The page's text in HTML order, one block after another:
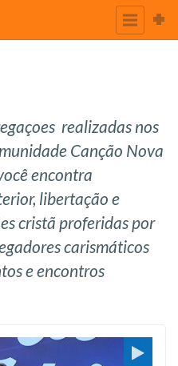
realizadas nos
Canção Nova
encontra
libertação e
cristã proferidas por
carismáticos
e encontros